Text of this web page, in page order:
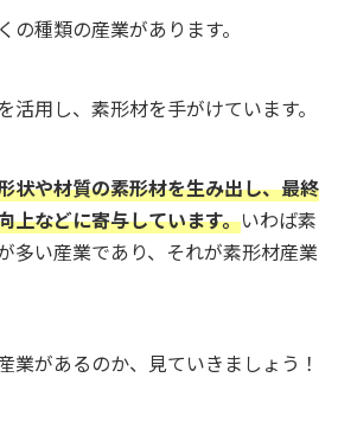
種類の産業があります。
活用し、素形材を手がけています。
状や材質の素形材を生み出し、最終
上などに寄与しています。いわば素
多い産業であり、それが素形材産業
業があるのか、見ていきましょう！